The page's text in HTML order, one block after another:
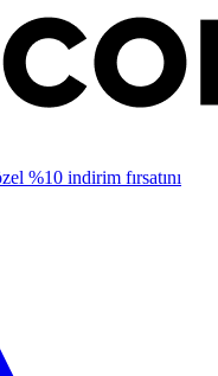
%10 indirim fırsatını